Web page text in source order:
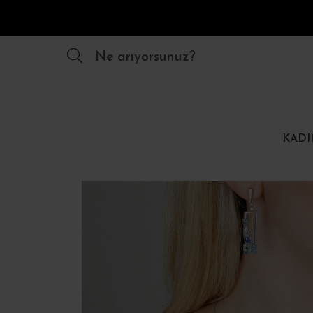
Ne arıyorsunuz?